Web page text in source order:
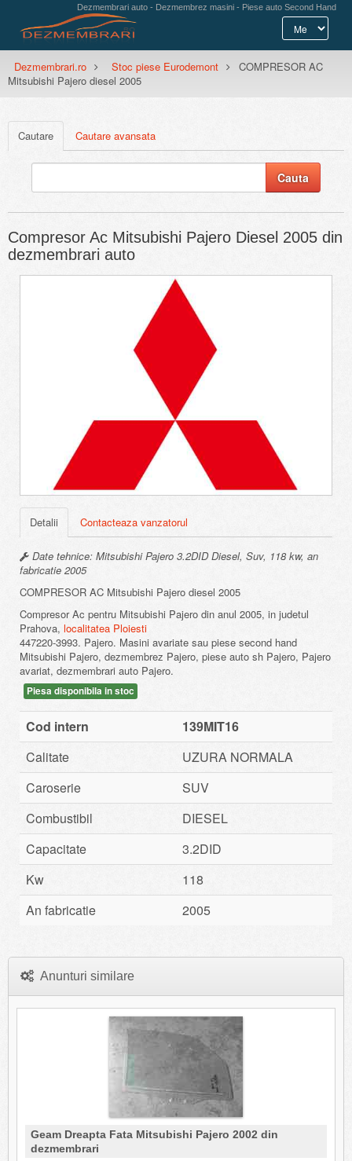
Dezmembrari auto - Dezmembrez masini - Piese auto Second Hand
Dezmembrari.ro Stoc piese Eurodemont
COMPRESOR AC
Mitsubishi Pajero diesel 2005
Cautare Cautare avansata
Compresor Ac Mitsubishi Pajero Diesel 2005 din
dezmembrari auto
Detalii Contacteaza vanzatorul
Date tehnice: Mitsubishi Pajero 3.2DID Diesel, Suv, 118 kw, an
fabricatie 2005
COMPRESOR AC Mitsubishi Pajero diesel 2005
Compresor Ac pentru Mitsubishi Pajero din anul 2005, in judetul
Prahova, localitatea Ploiesti
447220-3993. Pajero. Masini avariate sau piese second hand
Mitsubishi Pajero, dezmembrez Pajero, piese auto sh Pajero, Pajero
avariat, dezmembrari auto Pajero.
Piesa disponibila in stoc
Cod intern
139MIT16
Calitate
UZURA NORMALA
Caroserie
SUV
Combustibil
DIESEL
Capacitate
3.2DID
Kw
118
An fabricatie
2005
Anunturi similare
Geam Dreapta Fata Mitsubishi Pajero 2002 din
dezmembrari